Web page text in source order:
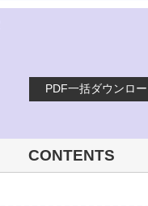
PDF一括ダウンロ
CONTENTS